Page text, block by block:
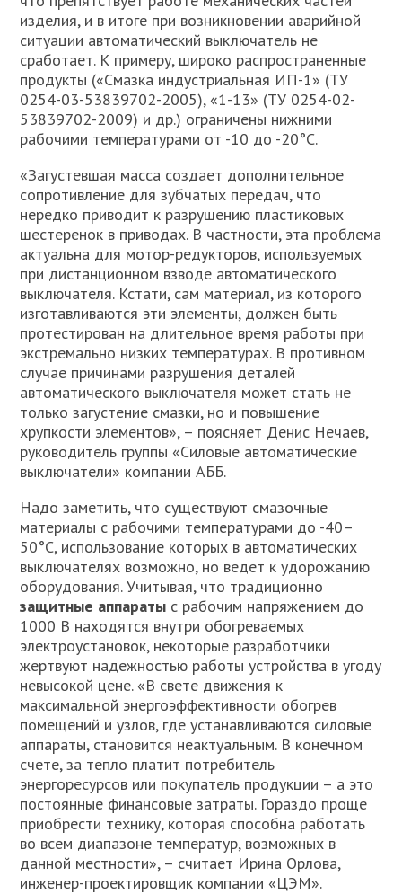
изделия, и в итоге при возникновении аварийной
ситуации автоматический выключатель не
сработает. К примеру, широко распространенные
продукты («Смазка индустриальная ИП-1» (ТУ
0254-03-53839702-2005), «1-13» (ТУ 0254-02-
53839702-2009) и др.) ограничены нижними
рабочими температурами от -10 до -20°С.
«Загустевшая масса создает дополнительное
сопротивление для зубчатых передач, что
нередко приводит к разрушению пластиковых
шестеренок в приводах. В частности, эта проблема
актуальна для мотор-редукторов, используемых
при дистанционном взводе автоматического
выключателя. Кстати, сам материал, из которого
изготавливаются эти элементы, должен быть
протестирован на длительное время работы при
экстремально низких температурах. В противном
случае причинами разрушения деталей
автоматического выключателя может стать не
только загустение смазки, но и повышение
хрупкости элементов», – поясняет Денис Нечаев,
руководитель группы «Силовые автоматические
выключатели» компании АББ.
Надо заметить, что существуют смазочные
материалы с рабочими температурами до -40–
50°С, использование которых в автоматических
выключателях возможно, но ведет к удорожанию
оборудования. Учитывая, что традиционно
защитные аппараты с рабочим напряжением до
1000 В находятся внутри обогреваемых
электроустановок, некоторые разработчики
жертвуют надежностью работы устройства в угоду
невысокой цене. «В свете движения к
максимальной энергоэффективности обогрев
помещений и узлов, где устанавливаются силовые
аппараты, становится неактуальным. В конечном
счете, за тепло платит потребитель
энергоресурсов или покупатель продукции – а это
постоянные финансовые затраты. Гораздо проще
приобрести технику, которая способна работать
во всем диапазоне температур, возможных в
данной местности», – считает Ирина Орлова,
инженер-проектировщик компании «ЦЭМ».